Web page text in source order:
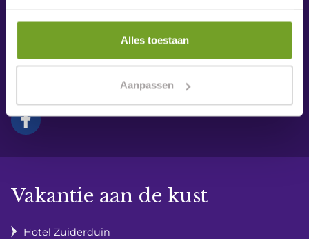
Alles toestaan
Aanpassen
Nederland
072 750 2040
Vakantie aan de kust
Hotel Zuiderduin